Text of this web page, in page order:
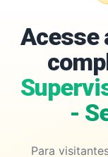
Acesse
-
Para